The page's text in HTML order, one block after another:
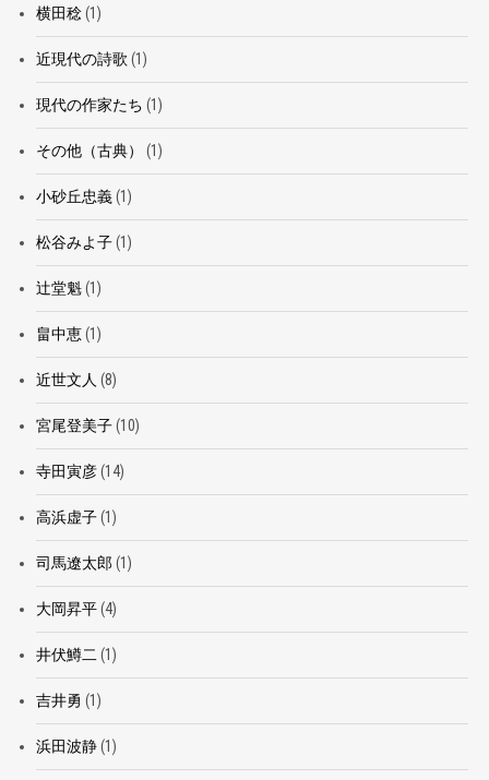
横田稔(1)
近現代の詩歌 (1)
現代の作家たち (1)
その他（古典） (1)
小砂丘忠義(1)
松谷みよ子(1)
辻堂魁(1)
畠中恵(1)
近世文人 (8)
宮尾登美子(10)
寺田寅彦(14)
高浜虚子(1)
司馬遼太郎 (1)
大岡昇平(4)
井伏鱒二(1)
吉井勇 (1)
浜田波静(1)